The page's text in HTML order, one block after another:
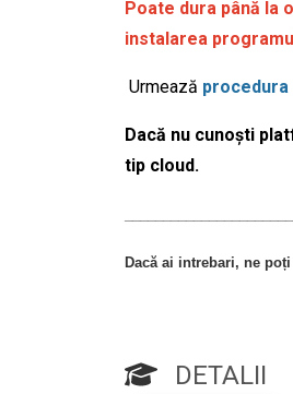
Poate dura până la
instalarea
Urmează procedura
Dacă nu cunoști
tip cloud.
Dacă ai intrebari, ne
DETALII